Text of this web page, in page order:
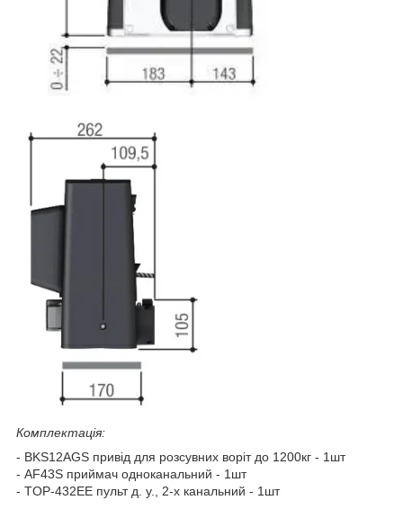
Комплектація:
- BKS12AGS привід для розсувних воріт до 1200кг - 1шт
- AF43S приймач одноканальний - 1шт
- TOP-432EE пульт д. у., 2-х канальний - 1шт